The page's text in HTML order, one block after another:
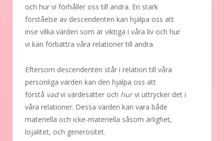
och hur vi förhåller oss till andra. En stark
förståelse av descendenten kan hjälpa oss att
inse vilka värden som är viktiga i våra liv och hur
vi kan förbättra våra relationer till andra.
Eftersom descendenten står i relation till våra
personliga värden kan den hjälpa oss att
förstå vadvi värdesätter och hurvi uttrycker det i
våra relationer. Dessa värden kan vara både
materiella och icke-materiella såsom ärlighet,
lojalitet, och generositet.